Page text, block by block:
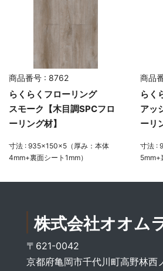
商品番号 : 8762
らくらくフローリング
スモーク【木目調SPCフロ
ーリング材】
寸法 : 935×150×5（厚み：本体
4mm+裏面シート1mm）
商品
らく
アッ
ーリ
寸法 :
5mm+
株式会社オオム
〒621-0042
京都府亀岡市千代川町高野林西